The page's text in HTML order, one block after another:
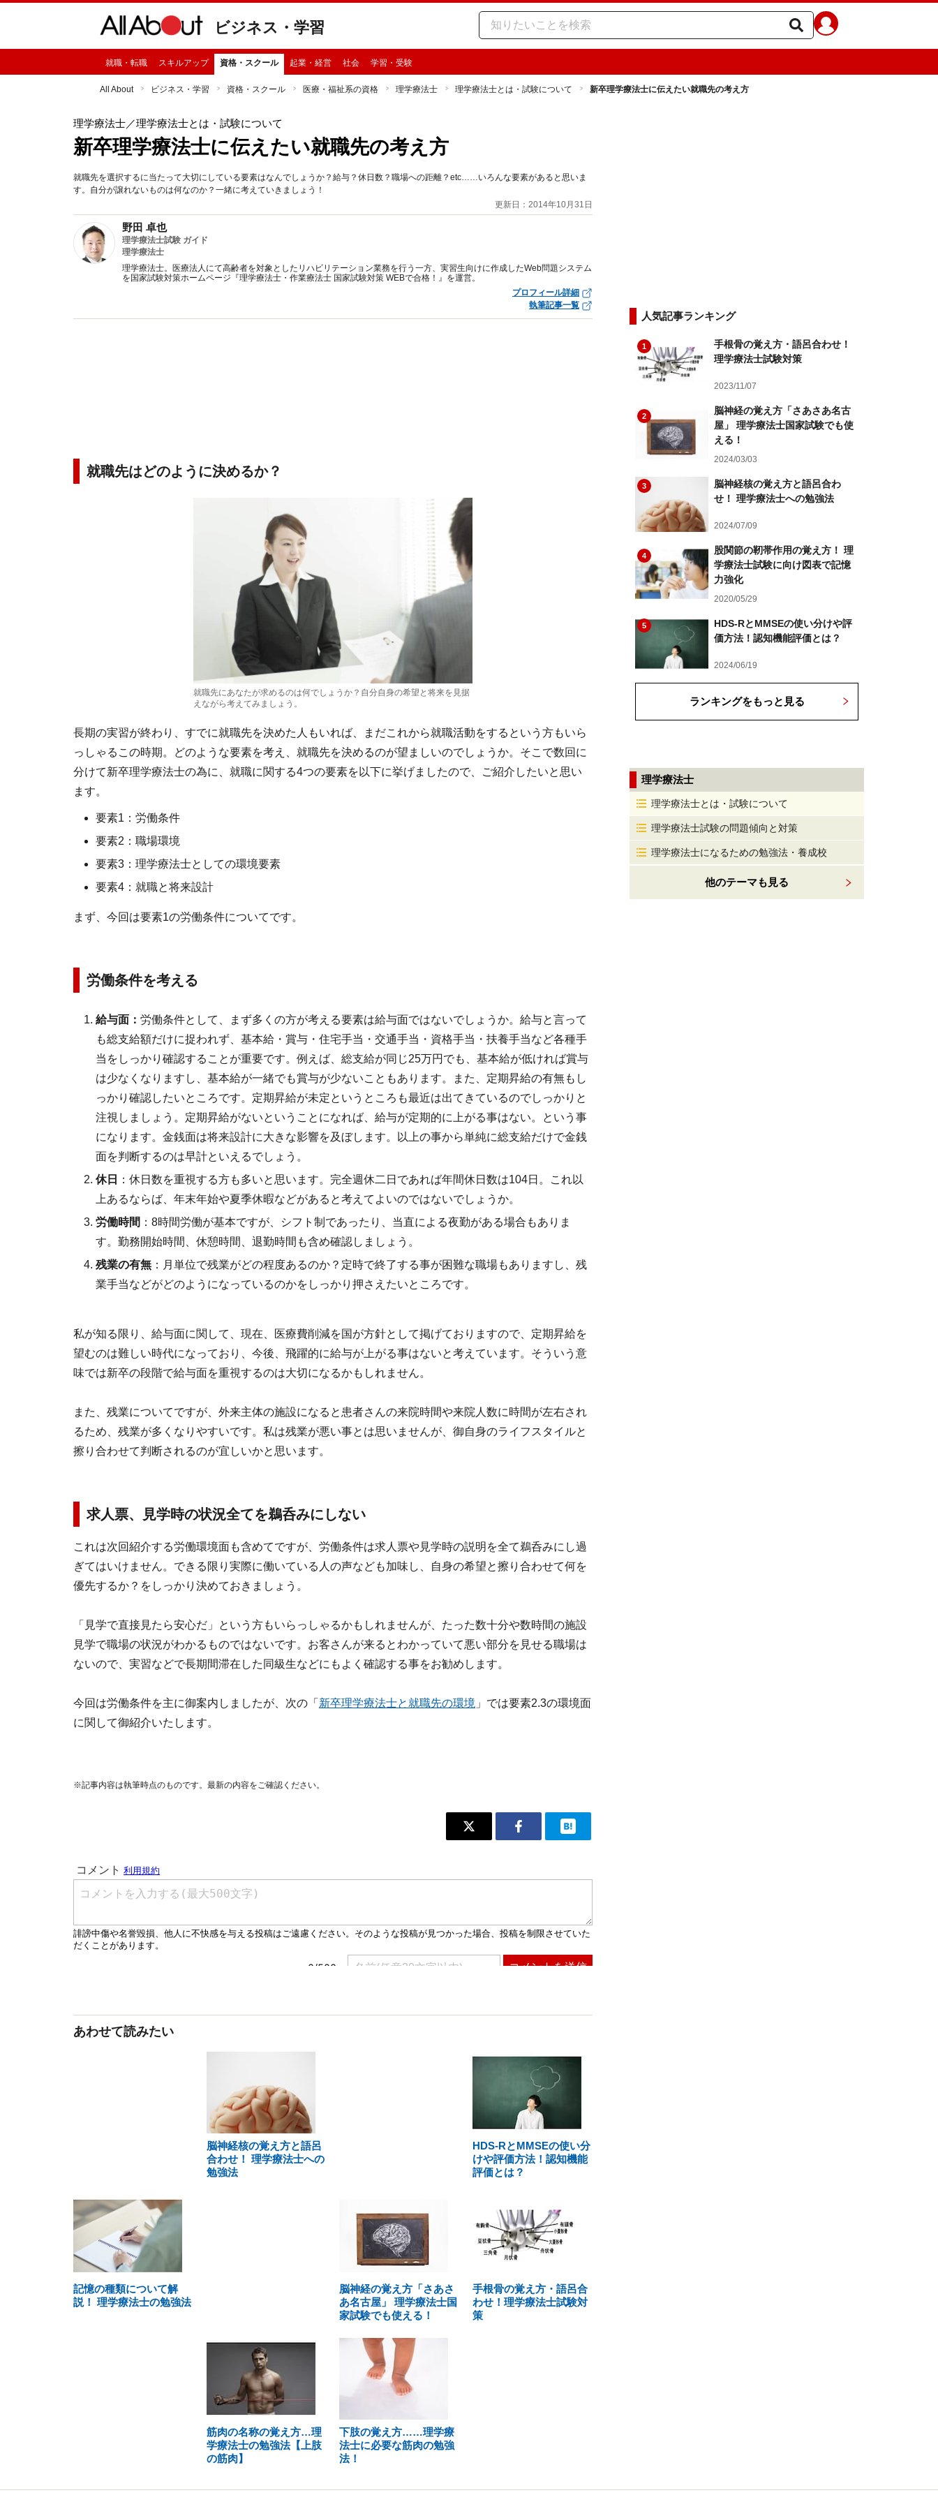
ビジネス・学習
就職・転職 スキルアップ 資格・スクール 起業・経営 社会 学習・受験
All About ビジネス・学習 資格・スクール 医療・福祉系の資格 理学療法士 理学療法士とは・試験について 新卒理学療法士に伝えたい就職先の考え方
理学療法士／理学療法士とは・試験について
新卒理学療法士に伝えたい就職先の考え方
就職先を選択するに当たって大切にしている要素はなんでしょうか？給与？休日数？職場への距離？etc……いろんな要素があると思いま
す。自分が譲れないものは何なのか？一緒に考えていきましょう！
更新日：2014年10月31日
野田 卓也
理学療法士試験 ガイド
理学療法士
理学療法士。医療法人にて高齢者を対象としたリハビリテーション業務を行う一方、実習生向けに作成したWeb問題システム
を国家試験対策ホームページ『理学療法士・作業療法士 国家試験対策 WEBで合格！』を運営。
プロフィール詳細
執筆記事一覧
就職先はどのように決めるか？
就職先にあなたが求めるのは何でしょうか？自分自身の希望と将来を見据
えながら考えてみましょう。
長期の実習が終わり、すでに就職先を決めた人もいれば、まだこれから就職活動をするという方もいら
っしゃるこの時期。どのような要素を考え、就職先を決めるのが望ましいのでしょうか。そこで数回に
分けて新卒理学療法士の為に、就職に関する4つの要素を以下に挙げましたので、ご紹介したいと思い
ます。
要素1：労働条件
要素2：職場環境
要素3：理学療法士としての環境要素
要素4：就職と将来設計
まず、今回は要素1の労働条件についてです。
労働条件を考える
給与面： 労働条件として、まず多くの方が考える要素は給与面ではないでしょうか。給与と言って
も総支給額だけに捉われず、基本給・賞与・住宅手当・交通手当・資格手当・扶養手当など各種手
当をしっかり確認することが重要です。例えば、総支給が同じ25万円でも、基本給が低ければ賞与
は少なくなりますし、基本給が一緒でも賞与が少ないこともあります。また、定期昇給の有無もし
っかり確認したいところです。定期昇給が未定というところも最近は出てきているのでしっかりと
注視しましょう。定期昇給がないということになれば、給与が定期的に上がる事はない。という事
になります。金銭面は将来設計に大きな影響を及ぼします。以上の事から単純に総支給だけで金銭
面を判断するのは早計といえるでしょう。
休日
：休日数を重視する方も多いと思います。完全週休二日であれば年間休日数は104日。これ以
上あるならば、年末年始や夏季休暇などがあると考えてよいのではないでしょうか。
労働時間 ：8時間労働が基本ですが、シフト制であったり、当直による夜勤がある場合もありま
す。勤務開始時間、休憩時間、退勤時間も含め確認しましょう。
残業の有無 ：月単位で残業がどの程度あるのか？定時で終了する事が困難な職場もありますし、残
業手当などがどのようになっているのかをしっかり押さえたいところです。
私が知る限り、給与面に関して、現在、医療費削減を国が方針として掲げておりますので、定期昇給を
望むのは難しい時代になっており、今後、飛躍的に給与が上がる事はないと考えています。そういう意
味では新卒の段階で給与面を重視するのは大切になるかもしれません。
また、残業についてですが、外来主体の施設になると患者さんの来院時間や来院人数に時間が左右され
るため、残業が多くなりやすいです。私は残業が悪い事とは思いませんが、御自身のライフスタイルと
擦り合わせて判断されるのが宜しいかと思います。
求人票、見学時の状況全てを鵜呑みにしない
これは次回紹介する労働環境面も含めてですが、労働条件は求人票や見学時の説明を全て鵜呑みにし過
ぎてはいけません。できる限り実際に働いている人の声なども加味し、自身の希望と擦り合わせて何を
優先するか？をしっかり決めておきましょう。
「見学で直接見たら安心だ」という方もいらっしゃるかもしれませんが、たった数十分や数時間の施設
見学で職場の状況がわかるものではないです。お客さんが来るとわかっていて悪い部分を見せる職場は
ないので、実習などで長期間滞在した同級生などにもよく確認する事をお勧めします。
今回は労働条件を主に御案内しましたが、次の「 新卒理学療法士と就職先の環境 」では要素2.3の環境面
に関して御紹介いたします。
※記事内容は執筆時点のものです。最新の内容をご確認ください。
あわせて読みたい
脳神経核の覚え方と語呂
合わせ！ 理学療法士への
勉強法
HDS-RとMMSEの使い分
けや評価方法！認知機能
評価とは？
記憶の種類について解
説！ 理学療法士の勉強法
脳神経の覚え方「さあさ
あ名古屋」 理学療法士国
家試験でも使える！
手根骨の覚え方・語呂合
わせ！理学療法士試験対
策
筋肉の名称の覚え方…理
学療法士の勉強法【上肢
の筋肉】
下肢の覚え方……理学療
法士に必要な筋肉の勉強
法！
人気記事ランキング
1
手根骨の覚え方・語呂合わせ！
理学療法士試験対策
2023/11/07
2
脳神経の覚え方「さあさあ名古
屋」 理学療法士国家試験でも使
える！
2024/03/03
3
脳神経核の覚え方と語呂合わ
せ！ 理学療法士への勉強法
2024/07/09
4
股関節の靭帯作用の覚え方！ 理
学療法士試験に向け図表で記憶
力強化
2020/05/29
5
HDS-RとMMSEの使い分けや評
価方法！認知機能評価とは？
2024/06/19
ランキングをもっと見る
理学療法士
理学療法士とは・試験について
理学療法士試験の問題傾向と対策
理学療法士になるための勉強法・養成校
他のテーマも見る